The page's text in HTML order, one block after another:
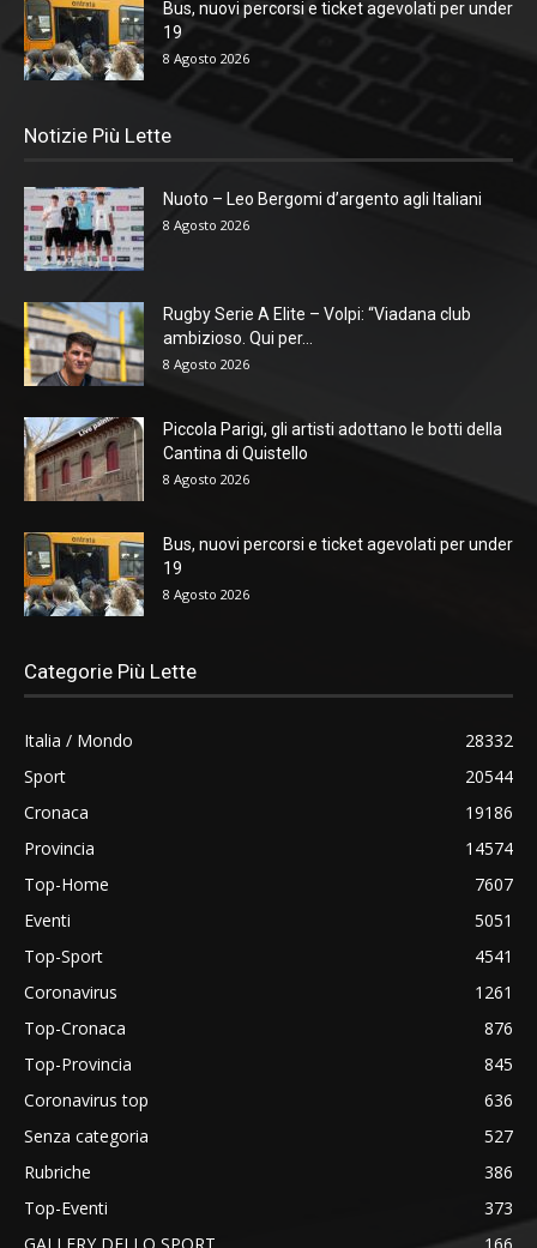
Bus, nuovi percorsi e ticket agevolati per under
19
8 Agosto 2026
Notizie Più Lette
Nuoto – Leo Bergomi d’argento agli Italiani
8 Agosto 2026
Rugby Serie A Elite – Volpi: “Viadana club
ambizioso. Qui per...
8 Agosto 2026
Piccola Parigi, gli artisti adottano le botti della
Cantina di Quistello
8 Agosto 2026
Bus, nuovi percorsi e ticket agevolati per under
19
8 Agosto 2026
Categorie Più Lette
Italia / Mondo
28332
Sport
20544
Cronaca
19186
Provincia
14574
Top-Home
7607
Eventi
5051
Top-Sport
4541
Coronavirus
1261
Top-Cronaca
876
Top-Provincia
845
Coronavirus top
636
Senza categoria
527
Rubriche
386
Top-Eventi
373
GALLERY DELLO SPORT
166